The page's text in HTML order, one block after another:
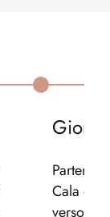
Cala dei
verso